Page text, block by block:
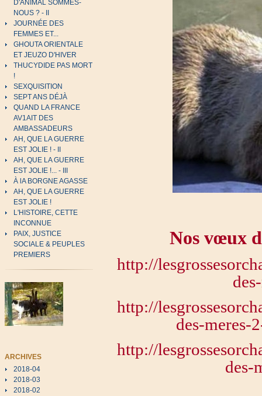
D'ANIMAL SOMMES-
NOUS ? - II
JOURNÉE DES
FEMMES ET...
GHOUTA ORIENTALE
ET JEUZO D'HIVER
THUCYDIDE PAS MORT
!
SEXQUISITION
SEPT ANS DÉJÀ
QUAND LA FRANCE
AV1AIT DES
AMBASSADEURS
AH, QUE LA GUERRE
EST JOLIE ! - II
AH, QUE LA GUERRE
EST JOLIE !... - III
À lA BORGNE AGASSE
AH, QUE LA GUERRE
EST JOLIE !
L'HISTOIRE, CETTE
INCONNUE
PAIX, JUSTICE
SOCIALE & PEUPLES
PREMIERS
ARCHIVES
2018-04
2018-03
2018-02
Nos vœux
http://
http://
des-meres-
http://
des-